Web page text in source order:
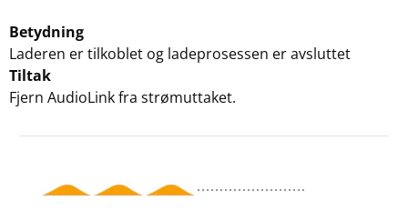
Betydning
Laderen er tilkoblet og ladeprosessen er avsluttet
Tiltak
Fjern AudioLink fra strømuttaket.